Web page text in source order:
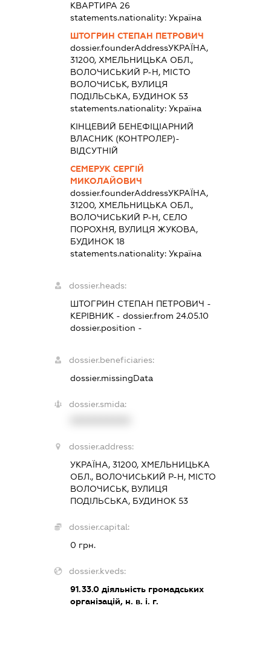
КВАРТИРА 26
statements.nationality: Україна
ШТОГРИН СТЕПАН ПЕТРОВИЧ
dossier.founderAddressУКРАЇНА,
31200, ХМЕЛЬНИЦЬКА ОБЛ.,
ВОЛОЧИСЬКИЙ Р-Н, МІСТО
ВОЛОЧИСЬК, ВУЛИЦЯ
ПОДІЛЬСЬКА, БУДИНОК 53
statements.nationality: Україна
КІНЦЕВИЙ БЕНЕФІЦІАРНИЙ
ВЛАСНИК (КОНТРОЛЕР)-
ВІДСУТНІЙ
СЕМЕРУК СЕРГІЙ
МИКОЛАЙОВИЧ
dossier.founderAddressУКРАЇНА,
31200, ХМЕЛЬНИЦЬКА ОБЛ.,
ВОЛОЧИСЬКИЙ Р-Н, СЕЛО
ПОРОХНЯ, ВУЛИЦЯ ЖУКОВА,
БУДИНОК 18
statements.nationality: Україна
dossier.heads:
ШТОГРИН СТЕПАН ПЕТРОВИЧ -
КЕРІВНИК- dossier.from 24.05.10
dossier.position -
dossier.beneficiaries:
dossier.missingData
dossier.smida:
dossier.address:
УКРАЇНА, 31200, ХМЕЛЬНИЦЬКА
ОБЛ., ВОЛОЧИСЬКИЙ Р-Н, МІСТО
ВОЛОЧИСЬК, ВУЛИЦЯ
ПОДІЛЬСЬКА, БУДИНОК 53
dossier.capital:
0 грн.
dossier.kveds:
91.33.0діяльність громадських
організацій, н. в. і. г.